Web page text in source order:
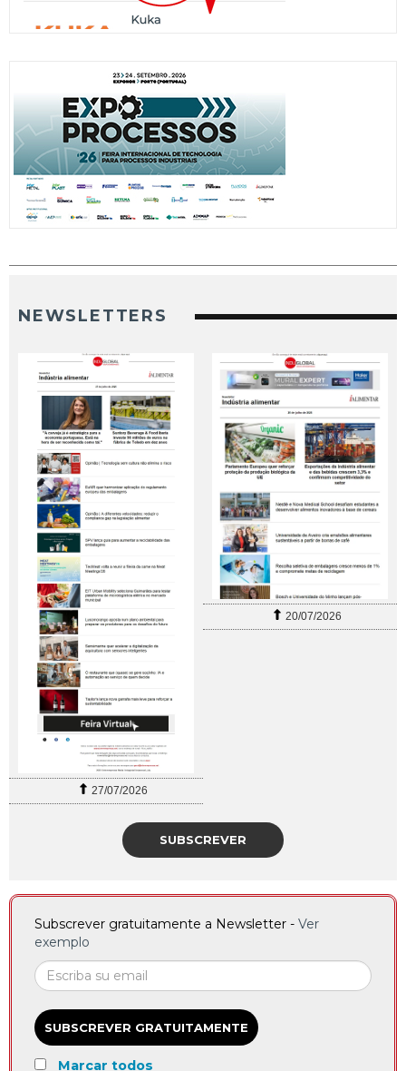
NEWSLETTERS
27/07/2026
20/07/2026
SUBSCREVER
Subscrever gratuitamente a Newsletter - Ver
exemplo
SUBSCREVER GRATUITAMENTE
Marcar todos